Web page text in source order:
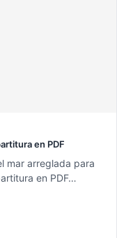
en PDF
mar arreglada para
en PDF…